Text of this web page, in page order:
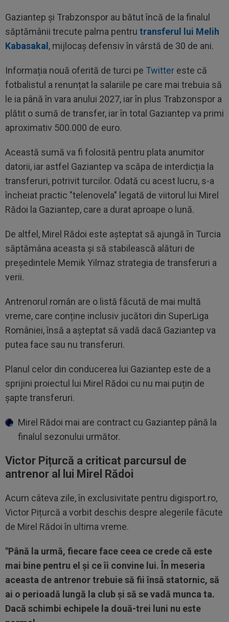
Gaziantep și Trabzonspor au bătut încă de la finalul
săptămânii trecute palma pentru transferul lui Melih
Kabasakal , mijlocaș defensiv în vârstă de 30 de ani.
Informația nouă oferită de turci pe Twitter este că
fotbalistul a renunțat la salariile pe care mai trebuia să
le ia până în vara anului 2027, iar în plus Trabzonspor a
plătit o sumă de transfer, iar în total Gaziantep va primi
aproximativ 500.000 de euro.
Această sumă va fi folosită pentru plata anumitor
datorii, iar astfel Gaziantep va scăpa de interdicția la
transferuri, potrivit turcilor. Odată cu acest lucru, s-a
încheiat practic "telenovela" legată de viitorul lui Mirel
Rădoi la Gaziantep, care a durat aproape o lună.
De altfel, Mirel Rădoi este așteptat să ajungă în Turcia
săptămâna aceasta și să stabilească alături de
președintele Memik Yilmaz strategia de transferuri a
verii.
Antrenorul român are o listă făcută de mai multă
vreme, care conține inclusiv jucători din SuperLiga
României, însă a așteptat să vadă dacă Gaziantep va
putea face sau nu transferuri.
Planul celor din conducerea lui Gaziantep este de a
sprijini proiectul lui Mirel Rădoi cu nu mai puțin de
șapte transferuri.
Mirel Rădoi mai are contract cu Gaziantep până la
finalul sezonului următor.
Victor Pițurcă a criticat parcursul de
antrenor al lui Mirel Rădoi
Acum câteva zile, în exclusivitate pentru digisport.ro,
Victor Pițurcă a vorbit deschis despre alegerile făcute
de Mirel Rădoi în ultima vreme.
"Până la urmă, fiecare face ceea ce crede că este
mai bine pentru el și ce îi convine lui. În meseria
aceasta de antrenor trebuie să fii însă statornic, să
ai o perioadă lungă la club și să se vadă munca ta.
Dacă schimbi echipele la două-trei luni nu este